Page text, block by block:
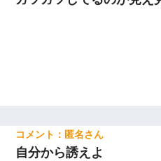
匿名
自分から誘えよ